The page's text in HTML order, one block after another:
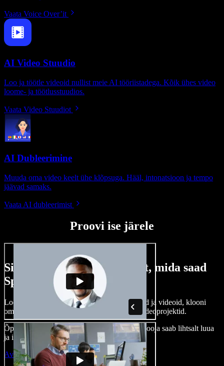
Vaata Voice Over’it
AI Video Stuudio
Loo ja töötle videoid nullist meie AI tööriistadega. Kõik ühes video
loome- ja töötlusstuudios.
Vaata Video Stuudiot
AI Dubleerimine
Muuda oma video keelt ühe klõpsuga. Hääl, intonatsioon ja tempo
jäävad samaks.
Vaata AI dubleerimist
Proovi ise järele
Siin on vaid väike osa sellest, mida saad
Speechify Studioga teha.
Loo voice-over’eid, kasuta tasuta pilte, helisid ja videoid, klooni
oma häält ja pane kokku terviklikud audio-videoprojektid.
Õppimiskõver puudub, kõik töötab veebis – looja saab lihtsalt luua
ja ideed kiiresti ellu viia.
Ava Studio